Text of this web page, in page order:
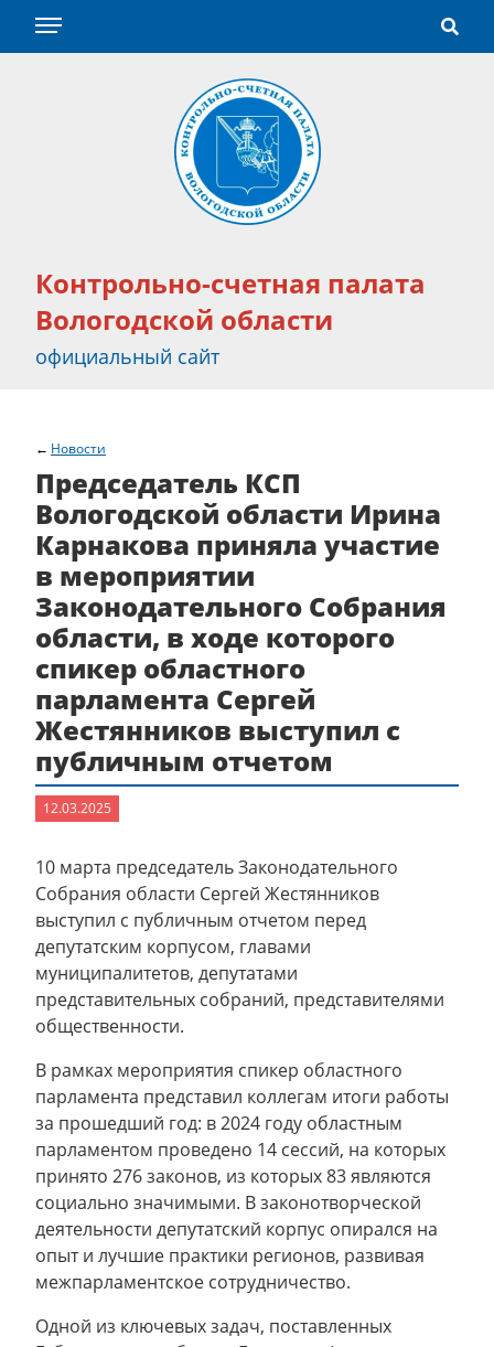
Контрольно-счетная палата
Вологодской области
официальный сайт
Новости
Председатель КСП
Вологодской области Ирина
Карнакова приняла участие
в мероприятии
Законодательного Собрания
области, в ходе которого
спикер областного
парламента Сергей
Жестянников выступил с
публичным отчетом
12.03.2025
10 марта председатель Законодательного
Собрания области Сергей Жестянников
выступил с публичным отчетом перед
депутатским корпусом, главами
муниципалитетов, депутатами
представительных собраний, представителями
общественности.
В рамках мероприятия спикер областного
парламента представил коллегам итоги работы
за прошедший год: в 2024 году областным
парламентом проведено 14 сессий, на которых
принято 276 законов, из которых 83 являются
социально значимыми. В законотворческой
деятельности депутатский корпус опирался на
опыт и лучшие практики регионов, развивая
межпарламентское сотрудничество.
Одной из ключевых задач, поставленных